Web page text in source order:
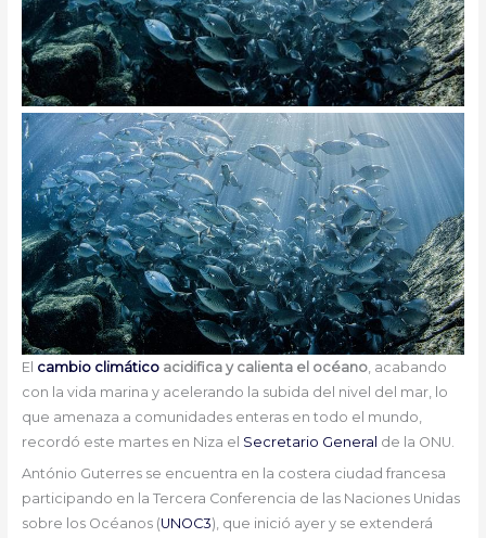
El cambio climáticoacidifica y calienta el océano, acabando
con la vida marina y acelerando la subida del nivel del mar, lo
que amenaza a comunidades enteras en todo el mundo,
recordó este martes en Niza el Secretario General de la ONU.
António Guterres se encuentra en la costera ciudad francesa
participando en la Tercera Conferencia de las Naciones Unidas
sobre los Océanos (UNOC3), que inició ayer y se extenderá